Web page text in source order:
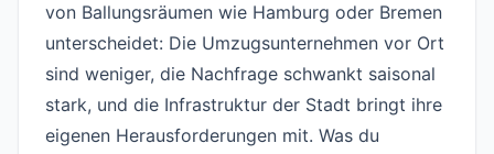
von Ballungsräumen wie Hamburg oder Bremen
unterscheidet: Die Umzugsunternehmen vor Ort
sind weniger, die Nachfrage schwankt saisonal
stark, und die Infrastruktur der Stadt bringt ihre
eigenen Herausforderungen mit. Was du